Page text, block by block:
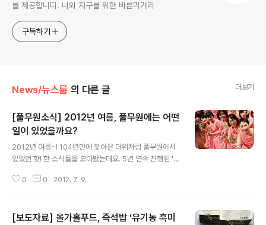
를 제공합니다. 나와 지구를 위한 바른먹거리
구독하기
News/뉴스룸 의 다른 글 더보기
[풀무원소식] 2012년 여름, 풀무원에는 어떤
일이 있었을까요?
2012년 여름~! 104년만에 찾아온 더위처럼 풀무원에서
있었던 핫! 한 소식들을 모아봤는데요. 5년 연속 진행된 '열
식까지~ 풀무원의 2012년 여름 이야기들 여러분께 들려
초,중학교 교과서에도 그 업적이 실려 있는 풀무원 농장 원
0 0 2012. 7. 9.
[보도자료] 올가홀푸드, 즉석밥 ‘유기농 흑미